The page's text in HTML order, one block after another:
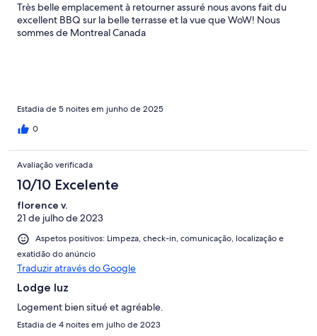
Très belle emplacement à retourner assuré nous avons fait du
excellent BBQ sur la belle terrasse et la vue que WoW! Nous
sommes de Montreal Canada
Estadia de 5 noites em junho de 2025
0
Avaliação verificada
10/10 Excelente
florence v.
21 de julho de 2023
Aspetos positivos: Limpeza, check-in, comunicação, localização e
exatidão do anúncio
Traduzir através do Google
Lodge luz
Logement bien situé et agréable.
Estadia de 4 noites em julho de 2023